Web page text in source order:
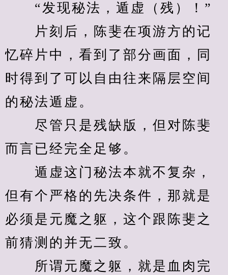
“发现秘法，遁虚（残）！”
片刻后，陈斐在项游方的记
忆碎片中，看到了部分画面，同
时得到了可以自由往来隔层空间
的秘法遁虚。
尽管只是残缺版，但对陈斐
而言已经完全足够。
遁虚这门秘法本就不复杂，
但有个严格的先决条件，那就是
必须是元魔之躯，这个跟陈斐之
前猜测的并无二致。
所谓元魔之躯，就是血肉完